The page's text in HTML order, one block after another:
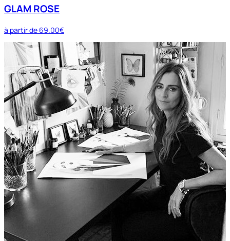
GLAM ROSE
à partir de 69.00€